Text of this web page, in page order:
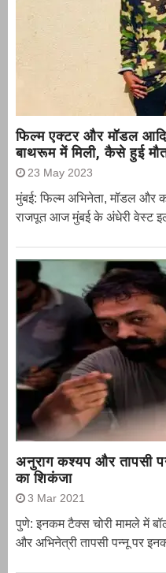
फिल्म एक्टर और मॉडल
बाथरूम में मिली, कैसे हुई
23 May 2023
मुंबई: फिल्म अभिनेता, मॉडल और
राजपूत आज मुंबई के अंधेरी वेस्ट
अनुराग कश्यप और तापसी
का शिकंजा
3 Mar 2021
पुणे: इनकम टैक्स चोरी मामले में
और अभिनेत्री तापसी पन्नू पर